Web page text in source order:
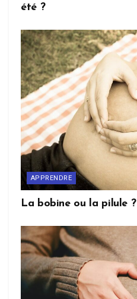
été ?
APPRENDRE
La bobine ou la pilule ?